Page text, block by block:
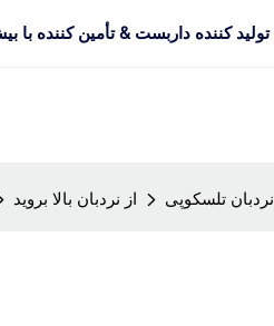
تولید کننده داربست & تأمین کننده با بیش از 11 سال تجربه -
از نردبان بالا بروید نردبان تلسکوپی